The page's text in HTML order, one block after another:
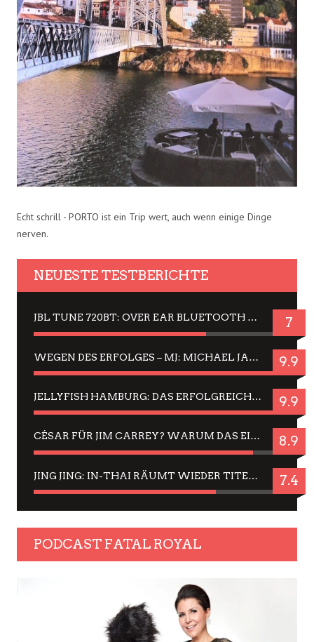
Echt schrill - PORTO ist ein Trip wert, auch wenn einige Dinge
nerven.
NEUESTE TESTBERICHTE
JBL TUNE 720BT: OVER EAR BLUETOOTH KOPFHÖRER UM DIE 50,-€ IM DAUER-TEST 7
WEGEN DES ERFOLGES – MJ: MICHAEL JACKSON MUSICAL IN EINER MATINEE SEHEN 9.9
JELLYFISH HAMBURG: DAS ERFOLGREICHE SOMMER-MENÜ 2025 IN GEFÜHLEN UND BILDERN 9.9
CÉSAR FÜR JIM CARREY? WARUM DAS EINER DER NERVIGSTEN ACTORS IST UND BLEIBT 8.9
JING JING: IN-THAI RÄUMT WIEDER TITEL AB – EIN ZWEI-STUNDEN-ERLEBNISBERICHT 7.4
PODCAST FATAL ROYAL